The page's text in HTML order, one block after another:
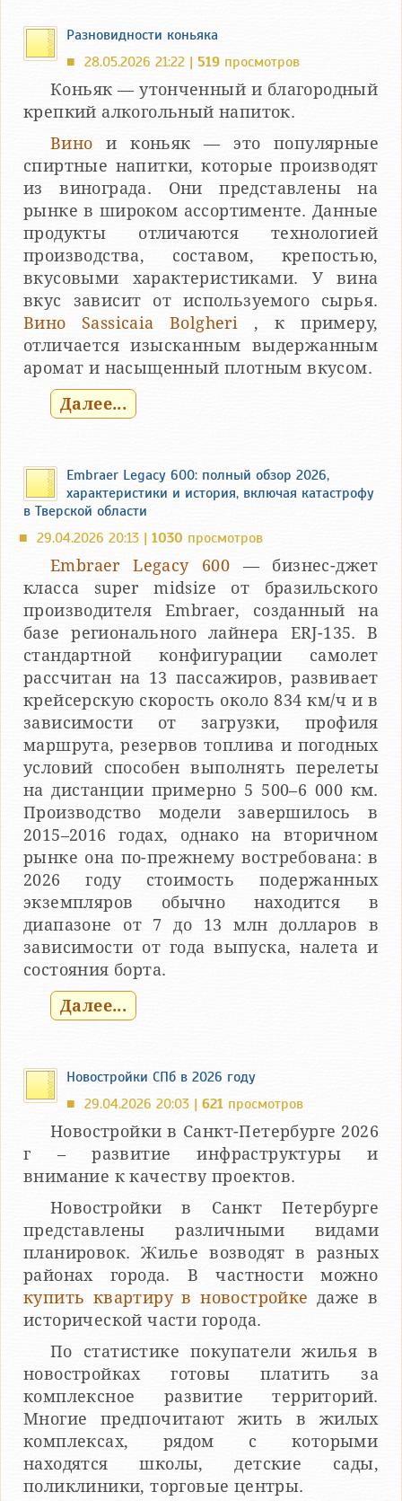
Разновидности коньяка
■ 28.05.2026 21:22 | 519 просмотров
Коньяк — утонченный и благородный
крепкий алкогольный напиток.
Вино и коньяк — это популярные
спиртные напитки, которые производят
из винограда. Они представлены на
рынке в широком ассортименте. Данные
продукты отличаются технологией
производства, составом, крепостью,
вкусовыми характеристиками. У вина
вкус зависит от используемого сырья.
Вино Sassicaia Bolgheri
, к примеру,
отличается изысканным выдержанным
аромат и насыщенный плотным вкусом.
Далее...
Embraer Legacy 600: полный обзор 2026,
характеристики и история, включая катастрофу
в Тверской области
■ 29.04.2026 20:13 | 1030 просмотров
Embraer Legacy 600 — бизнес-джет
класса super midsize от бразильского
производителя Embraer, созданный на
базе регионального лайнера ERJ-135. В
стандартной конфигурации самолет
рассчитан на 13 пассажиров, развивает
крейсерскую скорость около 834 км/ч и в
зависимости от загрузки, профиля
маршрута, резервов топлива и погодных
условий способен выполнять перелеты
на дистанции примерно 5 500–6 000 км.
Производство модели завершилось в
2015–2016 годах, однако на вторичном
рынке она по-прежнему востребована: в
2026 году стоимость подержанных
экземпляров обычно находится в
диапазоне от 7 до 13 млн долларов в
зависимости от года выпуска, налета и
состояния борта.
Далее...
Новостройки СПб в 2026 году
■ 29.04.2026 20:03 | 621 просмотров
Новостройки в Санкт-Петербурге 2026
г – развитие инфраструктуры и
внимание к качеству проектов.
Новостройки в Санкт Петербурге
представлены различными видами
планировок. Жилье возводят в разных
районах города. В частности можно
купить квартиру в новостройке даже в
исторической части города.
По статистике покупатели жилья в
новостройках готовы платить за
комплексное развитие территорий.
Многие предпочитают жить в жилых
комплексах, рядом с которыми
находятся школы, детские сады,
поликлиники, торговые центры.